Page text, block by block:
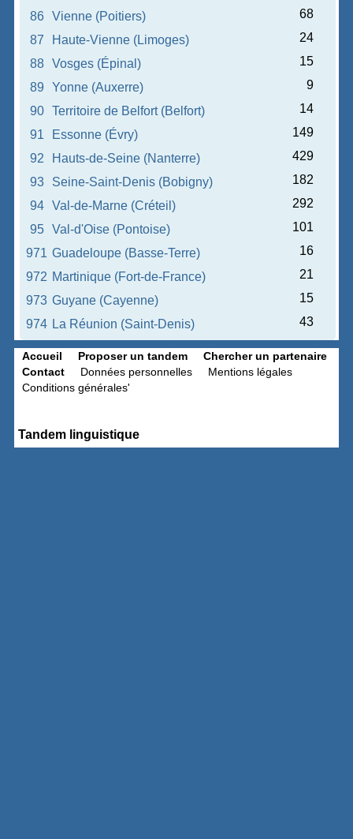
86
Vienne (Poitiers)
68
87
Haute-Vienne (Limoges)
24
88
Vosges (Épinal)
15
89
Yonne (Auxerre)
9
90
Territoire de Belfort (Belfort)
14
91
Essonne (Évry)
149
92
Hauts-de-Seine (Nanterre)
429
93
Seine-Saint-Denis (Bobigny)
182
94
Val-de-Marne (Créteil)
292
95
Val-d'Oise (Pontoise)
101
971 Guadeloupe (Basse-Terre)
16
972 Martinique (Fort-de-France)
21
973 Guyane (Cayenne)
15
974 La Réunion (Saint-Denis) 43
Accueil Proposer un tandem
Chercher un partenaire
Contact
Données personnelles
Mentions légales
Conditions générales'
Tandem linguistique